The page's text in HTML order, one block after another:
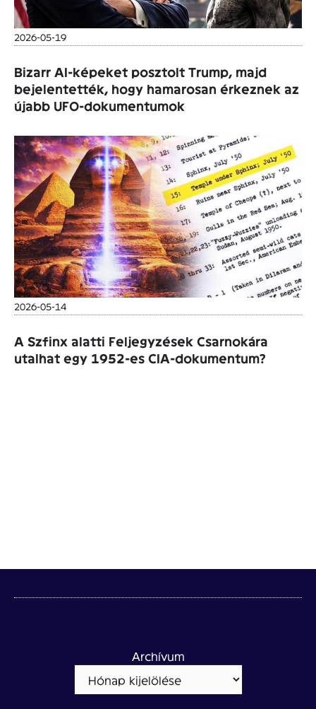
2026-05-19
Bizarr AI-képeket posztolt Trump, majd
bejelentették, hogy hamarosan érkeznek az
újabb UFO-dokumentumok
2026-05-14
A Szfinx alatti Feljegyzések Csarnokára
utalhat egy 1952-es CIA-dokumentum?
Archívum